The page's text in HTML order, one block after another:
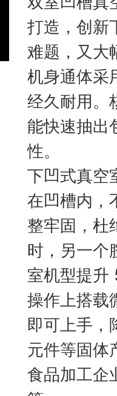
打造，创新
难题，又大
机身通体采
经久耐用。
能快速抽出
性。
下凹式真空
在凹槽内，
整牢固，杜
时，另一个
室机型提升
操作上搭载
即可上手，
元件等固体
食品加工企